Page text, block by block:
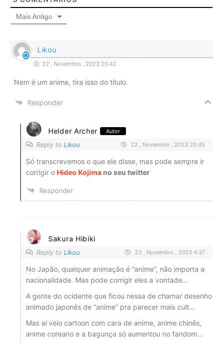
Mais Antigo
Likou
22 , Novembro , 2023 20:42
Nem é um anime, tira isso do título.
Responder
Helder Archer Autor
Reply to Likou 22 , Novembro , 2023 20:45
Só transcrevemos o que ele disse, mas pode sempre ir
corrigir o Hideo Kojima no seu twitter
Responder
Sakura Hibiki
Reply to Likou 23 , Novembro , 2023 4:37
No Japão, qualquer animação é “anime”, não importa a
nacionalidade. Mas pode corrigir eles a vontade…
A gente do ocidente que ficou nessa de chamar desenho
animado japonês de “anime” pra parecer mais cult…
Mas aí veio cartoon com cara de anime, anime chinês,
anime coreano e a bagunça só aumentou no fandom…